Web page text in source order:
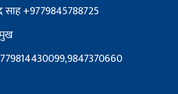
साह +9779845788725